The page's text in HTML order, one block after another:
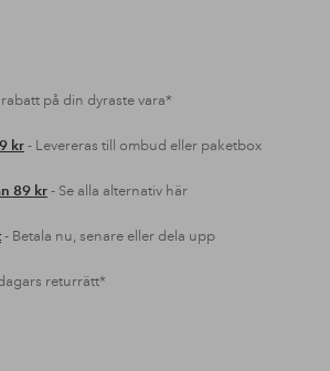
på din dyraste vara*
kr- Levereras till ombud eller paketbox
89 kr- Se alla alternativ här
- Betala nu, senare eller dela upp
returrätt*